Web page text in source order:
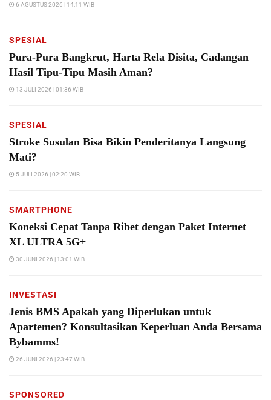
6 AGUSTUS 2026 | 14:11 WIB
SPESIAL
Pura-Pura Bangkrut, Harta Rela Disita, Cadangan
Hasil Tipu-Tipu Masih Aman?
13 JULI 2026 | 01:36 WIB
SPESIAL
Stroke Susulan Bisa Bikin Penderitanya Langsung
Mati?
5 JULI 2026 | 02:20 WIB
SMARTPHONE
Koneksi Cepat Tanpa Ribet dengan Paket Internet
XL ULTRA 5G+
30 JUNI 2026 | 13:01 WIB
INVESTASI
Jenis BMS Apakah yang Diperlukan untuk
Apartemen? Konsultasikan Keperluan Anda Bersama
Bybamms!
26 JUNI 2026 | 23:47 WIB
SPONSORED